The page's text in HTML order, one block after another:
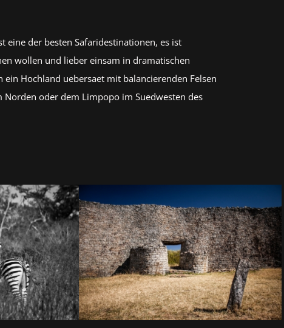
eine der besten Safaridestinationen, es ist
wollen und lieber einsam in dramatischen
Hochland uebersaet mit balancierenden Felsen
Norden oder dem Limpopo im Suedwesten des